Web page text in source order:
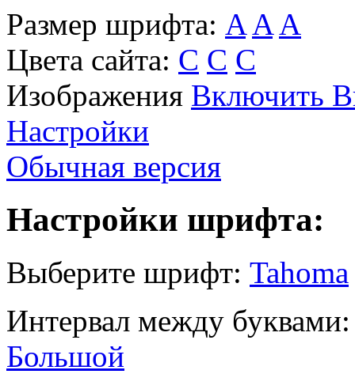
Размер шрифта: A A A
Цвета сайта: С С С
Изображения Включить
Настройки
Обычная версия
Настройки шрифта:
Выберите шрифт: Tahoma
Интервал между буквами:
Большой